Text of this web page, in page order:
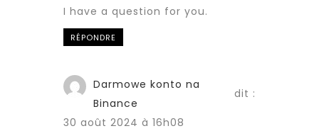
I have a question for you.
RÉPONDRE
Darmowe konto na
Binance
dit :
30 août 2024 à 16h08